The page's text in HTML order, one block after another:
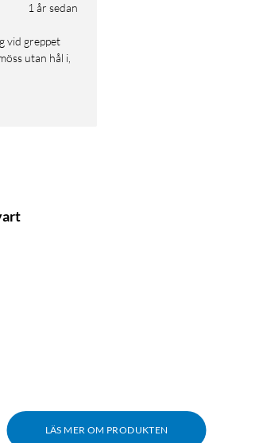
1 år sedan
utan hål i,
LÄS MER OM PRODUKTEN